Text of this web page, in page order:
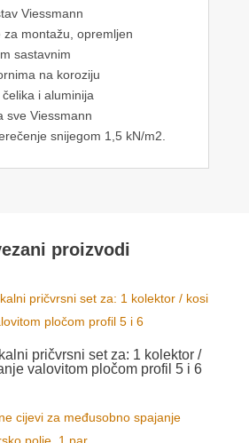
Viessmann
za montažu, opremljen
sastavnim
na koroziju
i aluminija
sve Viessmann
snijegom 1,5 kN/m2.
proizvodi
pričvrsni set za: 1 kolektor /
valovitom pločom profil 5 i 6